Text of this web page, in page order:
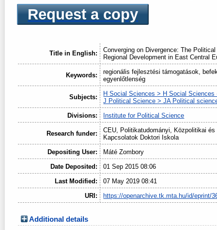
Request a copy
Title in English:
Converging on Divergence: The
Regional Development in East Central
Keywords:
regionális fejlesztési támogatások,
egyenlőtlenség
Subjects:
H Social Sciences > H Social Sciences
J Political Science > JA Political
Divisions:
Institute for Political Science
Research funder:
CEU, Politikatudományi, Közpolitikai
Kapcsolatok Doktori Iskola
Depositing User:
Máté Zombory
Date Deposited:
01 Sep 2015 08:06
Last Modified:
07 May 2019 08:41
URI:
https://openarchive.tk.mta.hu/id/eprint/
Additional details